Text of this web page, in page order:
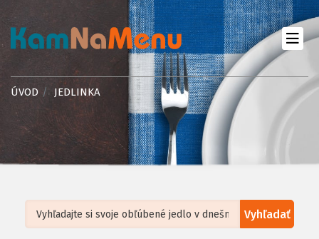
ÚVOD JEDLINKA
Vyhľadať
Leaflet| ©OpenStreetMap, Tiles courtesy ofHumanitarian OpenStreetMap